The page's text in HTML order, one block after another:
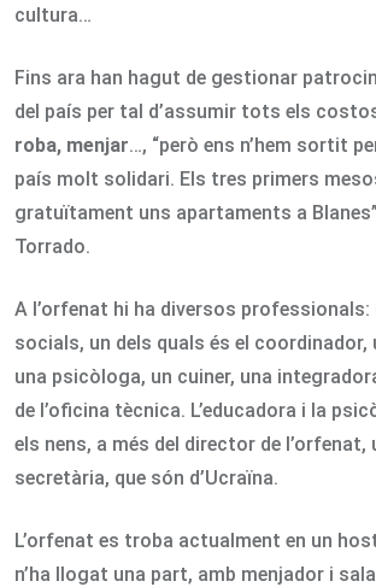
cultura…
Fins ara han hagut de gestionar
del país per tal d’assumir tots els
roba, menjar…, “però ens n’hem sortit
país molt solidari. Els tres primers
gratuïtament uns apartaments a
Torrado.
A l’orfenat hi ha diversos
socials, un dels quals és el coordinador,
una psicòloga, un cuiner, una
de l’oficina tècnica. L’educadora i la
els nens, a més del director de l’orfenat,
secretària, que són d’Ucraïna.
L’orfenat es troba actualment en un
n’ha llogat una part, amb menjador i sala